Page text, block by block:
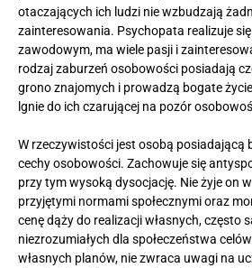
otaczających ich ludzi nie wzbudzają
zainteresowania. Psychopata realizuje
zawodowym, ma wiele pasji i
rodzaj zaburzeń osobowości posiadają
grono znajomych i prowadzą bogate
lgnie do ich czarującej na pozór
W rzeczywistości jest osobą posiadającą
cechy osobowości. Zachowuje się
przy tym wysoką dysocjację. Nie żyje on
przyjętymi normami społecznymi oraz
cenę dąży do realizacji własnych, często
niezrozumiałych dla społeczeństwa
własnych planów, nie zwraca uwagi na